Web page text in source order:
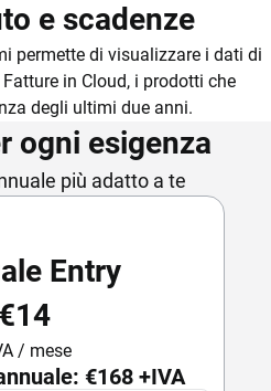
e scadenze
permette di visualizzare i dati di
in Cloud, i prodotti che
degli ultimi due anni.
ogni esigenza
più adatto a te
Entry
€14
/ mese
€168+IVA